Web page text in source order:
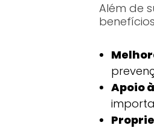
Além de
Apoio